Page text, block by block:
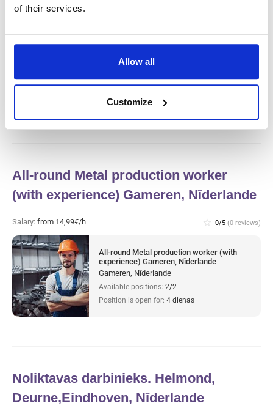
of their services.
Allow all
Customize
tīrītājs (ar pieredzi) Haarlem, Nīderlande
Available positions:2/2
Position is open for:
All-round Metal production worker
(with experience) Gameren, Nīderlande
Salary: from 14,99€/h star_border 0/5 (0 reviews)
All-round Metal production worker (with
experience) Gameren, Nīderlande
Gameren, Nīderlande
Available positions: 2/2
Position is open for: 4 dienas
Noliktavas darbinieks. Helmond,
Deurne,Eindhoven, Nīderlande